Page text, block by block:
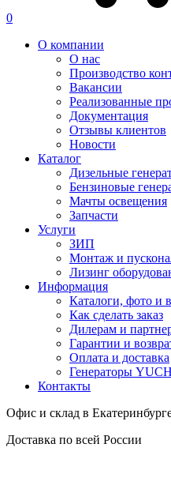
0
О компании
О нас
Производство
Вакансии
Реализованные
Документация
Отзывы клиентов
Новости
Каталог
Дизельные
Бензиновые
Мачты освещения
Запчасти
Услуги
ЗИП
Монтаж и
Лизинг
Информация
Каталоги, фото и
Как сделать заказ
Дилерам и
Гарантии и
Оплата и доставка
Генераторы
Контакты
Офис и склад в
Доставка по всей России